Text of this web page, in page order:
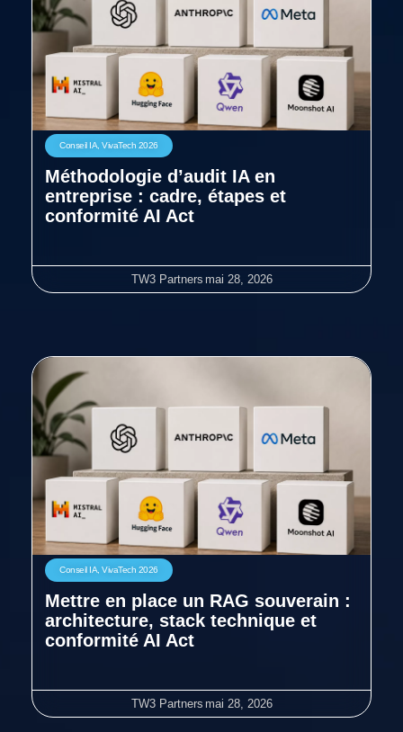
Conseil IA, VivaTech 2026
Méthodologie d’audit IA en
entreprise : cadre, étapes et
conformité AI Act
TW3 Partners mai 28, 2026
Conseil IA, VivaTech 2026
Mettre en place un RAG souverain :
architecture, stack technique et
conformité AI Act
TW3 Partners mai 28, 2026